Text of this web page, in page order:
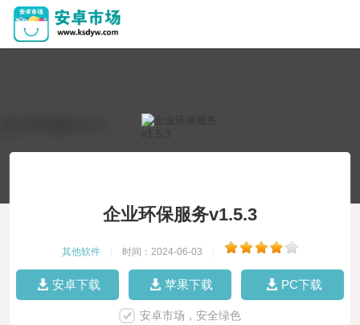
企业环保服务v1.5.3
其他软件 时间：2024-06-03
安卓下载 苹果下载 PC下载
安卓市场，安全绿色